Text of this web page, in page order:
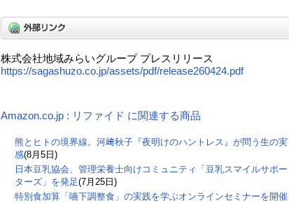
株式会社地域みらいグループ プレスリリース
https://sagashuzo.co.jp/assets/pdf/release260424.pdf
Amazon.co.jp : リファイド に関連する商品
熊とヒトの境界線。河﨑秋子『夜明けのハントレス』が問う生の実
感(8月5日)
日本豆乳協会、管理栄養士向けコミュニティ「豆乳スマイルサポー
ターズ」を発足(7月25日)
特別食加算「嚥下調整食」の実践を学ぶオンラインセミナーを開催